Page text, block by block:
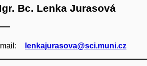
Bc. Lenka Jurasová
lenkajurasova@sci.muni.cz